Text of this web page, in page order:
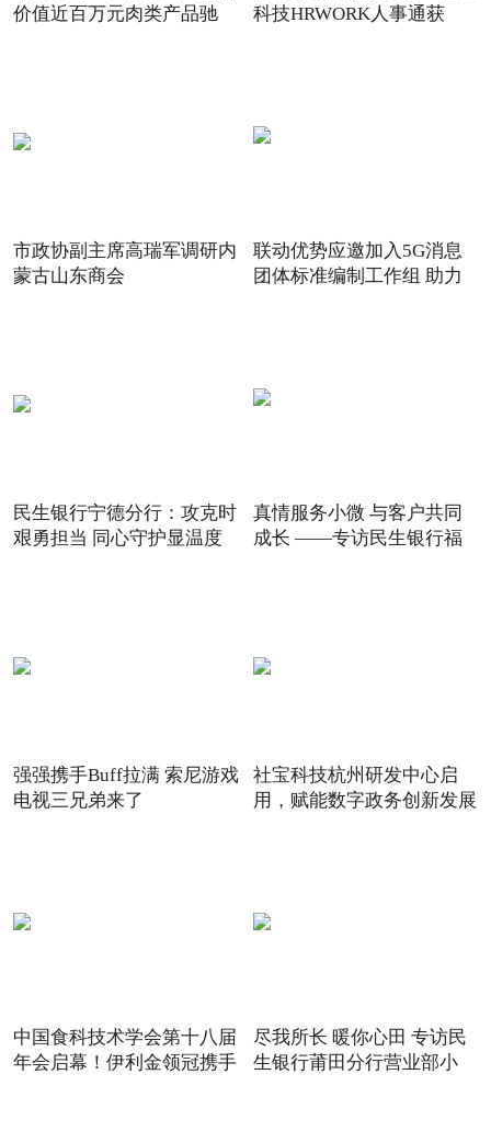
价值近百万元肉类产品驰
科技HRWORK人事通获
市政协副主席高瑞军调研内
蒙古山东商会
联动优势应邀加入5G消息
团体标准编制工作组 助力
民生银行宁德分行：攻克时
艰勇担当 同心守护显温度
真情服务小微 与客户共同
成长 ——专访民生银行福
强强携手Buff拉满 索尼游戏
电视三兄弟来了
社宝科技杭州研发中心启
用，赋能数字政务创新发展
中国食科技术学会第十八届
年会启幕！伊利金领冠携手
尽我所长 暖你心田 专访民
生银行莆田分行营业部小